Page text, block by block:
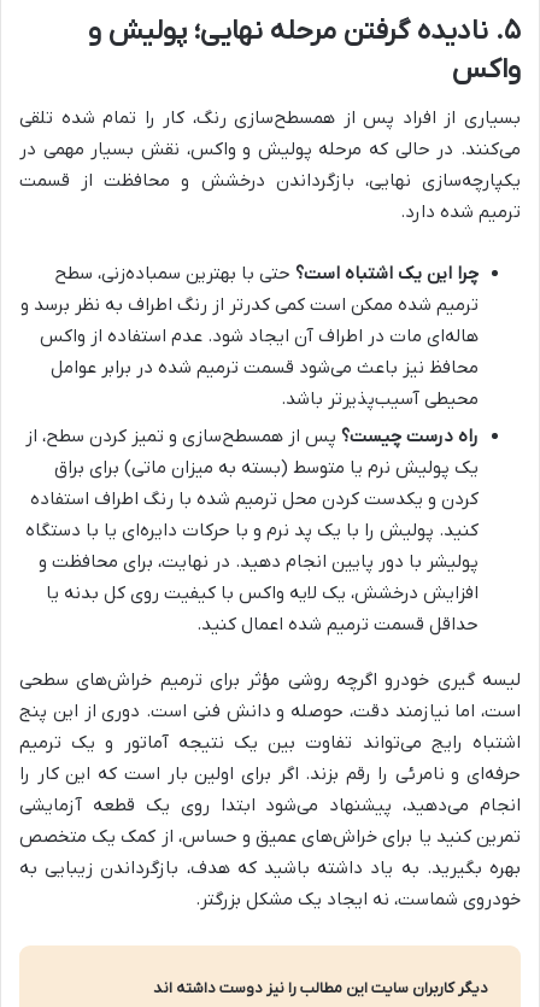
۵. نادیده گرفتن مرحله نهایی؛ پولیش و
واکس
بسیاری از افراد پس از همسطح‌سازی رنگ، کار را تمام شده تلقی
می‌کنند. در حالی که مرحله پولیش و واکس، نقش بسیار مهمی در
یکپارچه‌سازی نهایی، بازگرداندن درخشش و محافظت از قسمت
ترمیم شده دارد.
چرا این یک اشتباه است؟ حتی با بهترین سمباده‌زنی، سطح
ترمیم شده ممکن است کمی کدرتر از رنگ اطراف به نظر برسد و
هاله‌ای مات در اطراف آن ایجاد شود. عدم استفاده از واکس
محافظ نیز باعث می‌شود قسمت ترمیم شده در برابر عوامل
محیطی آسیب‌پذیرتر باشد.
راه درست چیست؟ پس از همسطح‌سازی و تمیز کردن سطح، از
یک پولیش نرم یا متوسط (بسته به میزان ماتی) برای براق
کردن و یکدست کردن محل ترمیم شده با رنگ اطراف استفاده
کنید. پولیش را با یک پد نرم و با حرکات دایره‌ای یا با دستگاه
پولیشر با دور پایین انجام دهید. در نهایت، برای محافظت و
افزایش درخشش، یک لایه واکس با کیفیت روی کل بدنه یا
حداقل قسمت ترمیم شده اعمال کنید.
لیسه گیری خودرو اگرچه روشی مؤثر برای ترمیم خراش‌های سطحی
است، اما نیازمند دقت، حوصله و دانش فنی است. دوری از این پنج
اشتباه رایج می‌تواند تفاوت بین یک نتیجه آماتور و یک ترمیم
حرفه‌ای و نامرئی را رقم بزند. اگر برای اولین بار است که این کار را
انجام می‌دهید، پیشنهاد می‌شود ابتدا روی یک قطعه آزمایشی
تمرین کنید یا برای خراش‌های عمیق و حساس، از کمک یک متخصص
بهره بگیرید. به یاد داشته باشید که هدف، بازگرداندن زیبایی به
خودروی شماست، نه ایجاد یک مشکل بزرگتر.
دیگر کاربران سایت این مطالب را نیز دوست داشته اند